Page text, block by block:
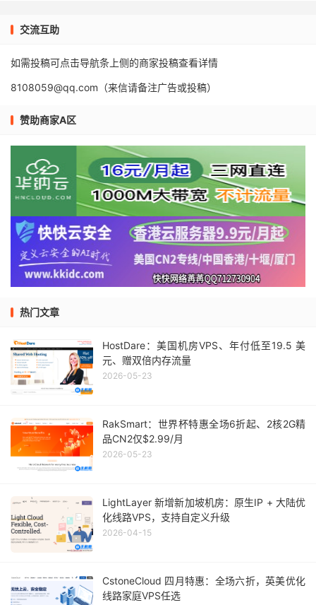
交流互助
如需投稿可点击导航条上侧的商家投稿查看详情
8108059@qq.com（来信请备注广告或投稿）
赞助商家A区
热门文章
HostDare：美国机房VPS、年付低至19.5 美
元、赠双倍内存流量
2026-05-23
RakSmart：世界杯特惠全场6折起、2核2G精
品CN2仅$2.99/月
2026-05-23
LightLayer 新增新加坡机房：原生IP + 大陆优
化线路VPS，支持自定义升级
2026-04-15
CstoneCloud 四月特惠：全场六折，英美优化
线路家庭VPS任选